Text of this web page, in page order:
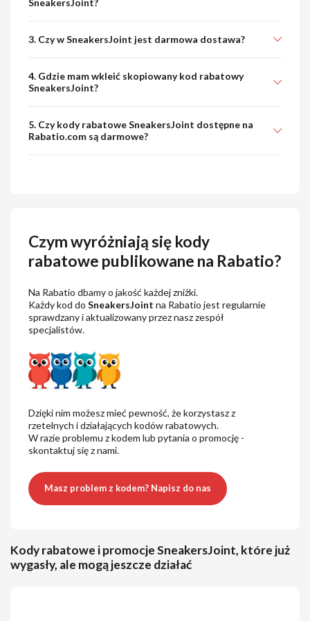
SneakersJoint?
3. Czy w SneakersJoint jest darmowa dostawa?
4. Gdzie mam wkleić skopiowany kod rabatowy
SneakersJoint?
5. Czy kody rabatowe SneakersJoint dostępne na
Rabatio.com są darmowe?
Czym wyróżniają się kody
rabatowe publikowane na Rabatio?
Na Rabatio dbamy o jakość każdej zniżki.
Każdy kod doSneakersJoint na Rabatio jest regularnie
sprawdzany i aktualizowany przez nasz zespół
specjalistów.
Dzięki nim możesz mieć pewność, że korzystasz z
rzetelnych i działających kodów rabatowych.
W razie problemu z kodem lub pytania o promocję -
skontaktuj się z nami.
Masz problem z kodem? Napisz do nas
Kody rabatowe i promocje SneakersJoint, które już
wygasły, ale mogą jeszcze działać